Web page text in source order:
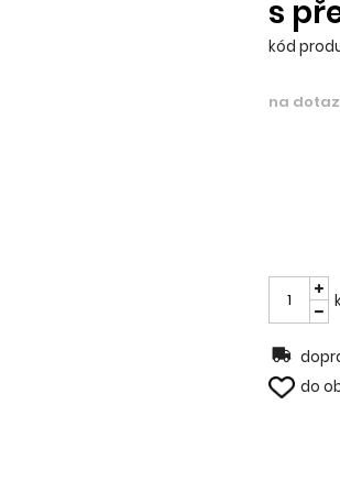
s
kód
na dotaz
do